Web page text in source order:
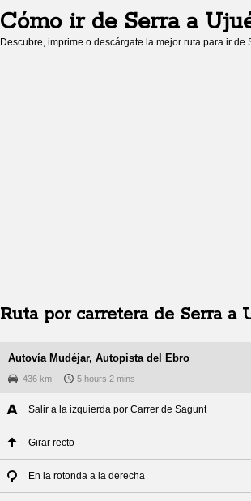
Cómo ir de Serraa
Descubre, imprime o descárgate la mejor ruta para ir de
Ruta por carretera de Serraa
Autovía Mudéjar, Autopista del Ebro
436 km 5 hours 2 mins
Salir a la izquierda por Carrer de Sagunt
Girar recto
En la rotonda a la derecha